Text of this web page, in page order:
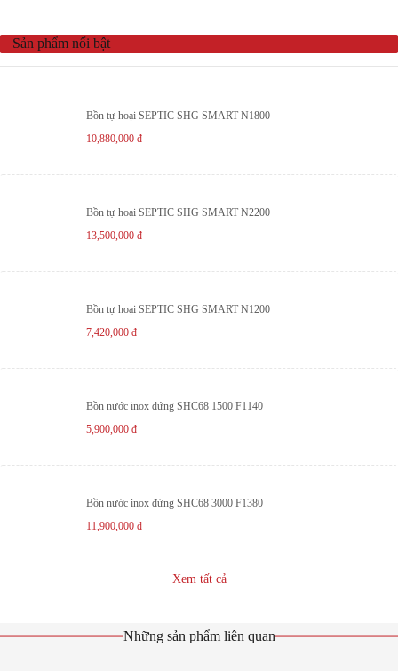
Sản phẩm nổi bật
Bồn tự hoại SEPTIC SHG SMART N1800
10,880,000đ
Bồn tự hoại SEPTIC SHG SMART N2200
13,500,000đ
Bồn tự hoại SEPTIC SHG SMART N1200
7,420,000đ
Bồn nước inox đứng SHC68 1500 F1140
5,900,000đ
Bồn nước inox đứng SHC68 3000 F1380
11,900,000đ
Xem tất cả
Những sản phẩm liên quan